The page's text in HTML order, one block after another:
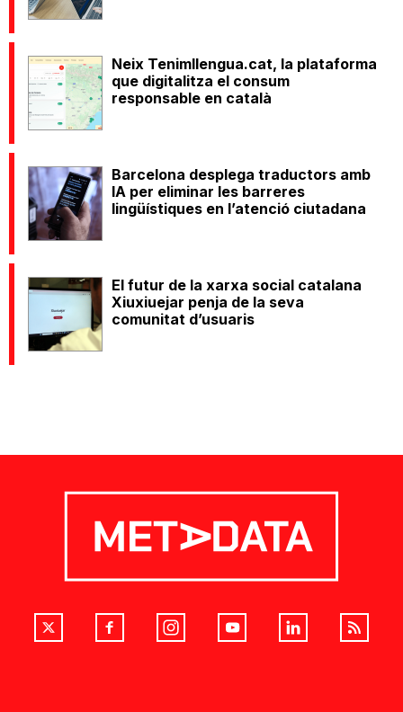
Neix Tenimllengua.cat, la plataforma
que digitalitza el consum
responsable en català
Barcelona desplega traductors amb
IA per eliminar les barreres
lingüístiques en l’atenció ciutadana
El futur de la xarxa social catalana
Xiuxiuejar penja de la seva
comunitat d’usuaris